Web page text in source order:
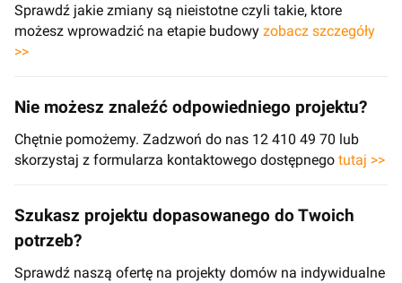
Sprawdź jakie zmiany są nieistotne czyli takie, ktore
możesz wprowadzić na etapie budowy zobacz szczegóły
>>
Nie możesz znaleźć odpowiedniego projektu?
Chętnie pomożemy. Zadzwoń do nas 12 410 49 70 lub
skorzystaj z formularza kontaktowego dostępnego tutaj >>
Szukasz projektu dopasowanego do Twoich
potrzeb?
Sprawdź naszą ofertę na projekty domów na indywidualne